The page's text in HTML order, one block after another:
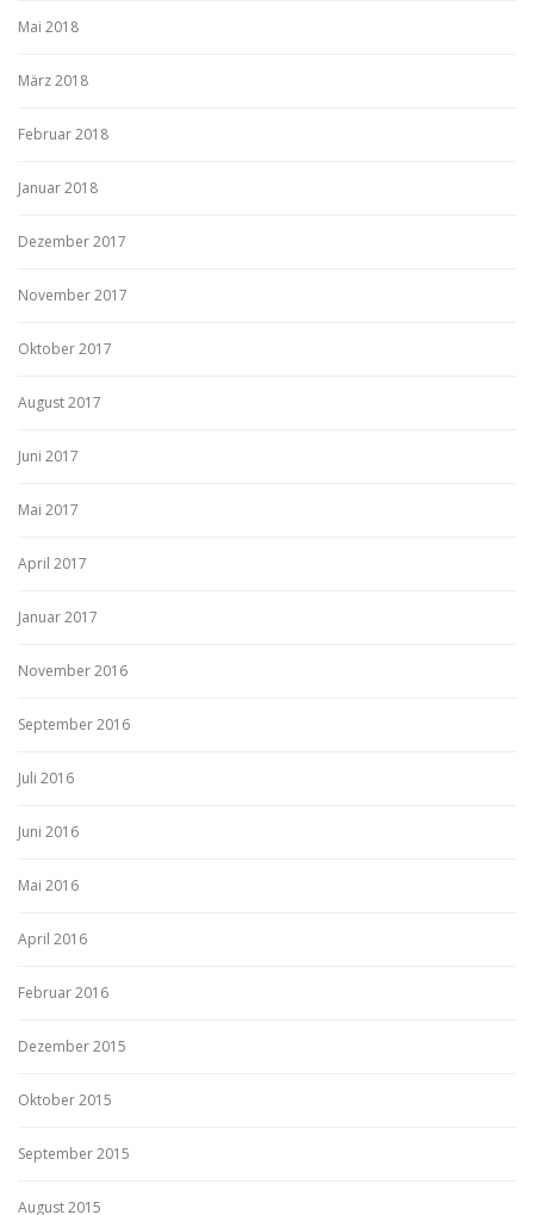
Mai 2018
März 2018
Februar 2018
Januar 2018
Dezember 2017
November 2017
Oktober 2017
August 2017
Juni 2017
Mai 2017
April 2017
Januar 2017
November 2016
September 2016
Juli 2016
Juni 2016
Mai 2016
April 2016
Februar 2016
Dezember 2015
Oktober 2015
September 2015
August 2015